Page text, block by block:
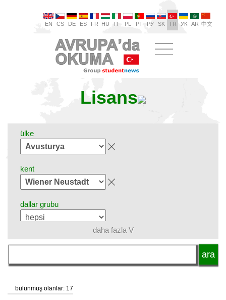
EN CS DE ES FR HU IT PL PT РУ SK TR УК AR 中文
Lisans
ülke
kent
dallar grubu
dil
daha fazla V
bulunmuş olanlar: 17